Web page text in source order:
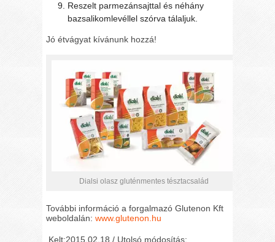
Reszelt parmezánsajttal és néhány
bazsalikomlevéllel szórva tálaljuk.
Jó étvágyat kívánunk hozzá!
Dialsi olasz gluténmentes tésztacsalád
További információ a forgalmazó Glutenon Kft
weboldalán:www.glutenon.hu
Kelt:2015.02.18 / Utolsó módosítás: